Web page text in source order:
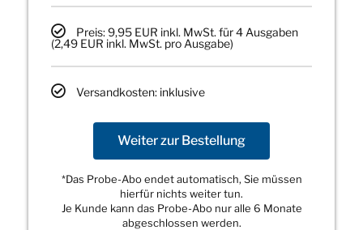
Preis: 9,95 EUR inkl. MwSt. für 4 Ausgaben
(2,49 EUR inkl. MwSt. pro Ausgabe)
Versandkosten: inklusive
Weiter zur Bestellung
*Das Probe-Abo endet automatisch, Sie müssen
hierfür nichts weiter tun.
Je Kunde kann das Probe-Abo nur alle 6 Monate
abgeschlossen werden.